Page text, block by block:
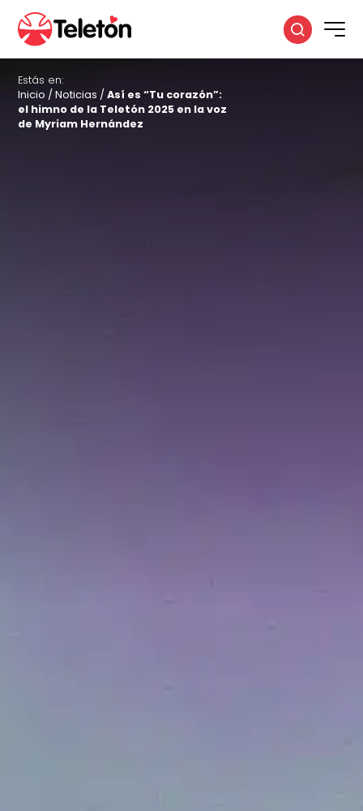
Estás en:
Inicio /Noticias /Así es “Tu corazón”:
el himno de la Teletón 2025 en la voz
de Myriam Hernández